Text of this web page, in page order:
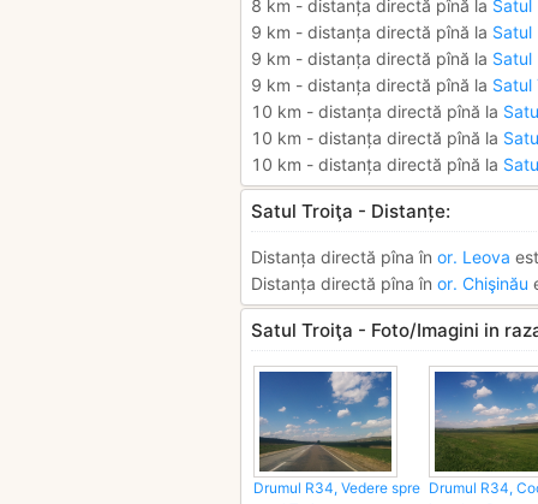
8 km - distanța directă pînă la Satul
9 km - distanța directă pînă la Satul
9 km - distanța directă pînă la Satul
9 km - distanța directă pînă la Satul
10 km - distanța directă pînă la
10 km - distanța directă pînă la
10 km - distanța directă pînă la
Satul Troiţa - Distanțe:
Distanța directă pîna în or. Leova
Distanța directă pîna în or. Chişinău
Satul Troiţa - Foto/Imagini in
Drumul R34, Vedere spre Drumul R34,